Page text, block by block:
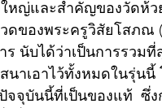
หญ่และสำคัญของวัดห้
ดของพระครูวิสัยโสภณ
นับได้ว่าเป็นการรวม
นาเอาไว้ทั้งหมดในรุ่น
จจุบันนี้ที่เป็นของแท้  ซึ่